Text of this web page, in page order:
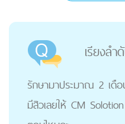
เรียงลำ
รักษามาประมาณ 2 เ
มีสิวเลยให้ CM